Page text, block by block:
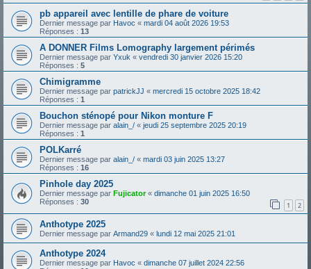
pb appareil avec lentille de phare de voiture
Dernier message par Havoc « mardi 04 août 2026 19:53
Réponses : 13
A DONNER Films Lomography largement périmés
Dernier message par Yxuk « vendredi 30 janvier 2026 15:20
Réponses : 5
Chimigramme
Dernier message par patrickJJ « mercredi 15 octobre 2025 18:42
Réponses : 1
Bouchon sténopé pour Nikon monture F
Dernier message par alain_/ « jeudi 25 septembre 2025 20:19
Réponses : 1
POLKarré
Dernier message par alain_/ « mardi 03 juin 2025 13:27
Réponses : 16
Pinhole day 2025
Dernier message par Fujicator« dimanche 01 juin 2025 16:50
Réponses : 30 1 2
Anthotype 2025
Dernier message par Armand29 « lundi 12 mai 2025 21:01
Anthotype 2024
Dernier message par Havoc « dimanche 07 juillet 2024 22:56